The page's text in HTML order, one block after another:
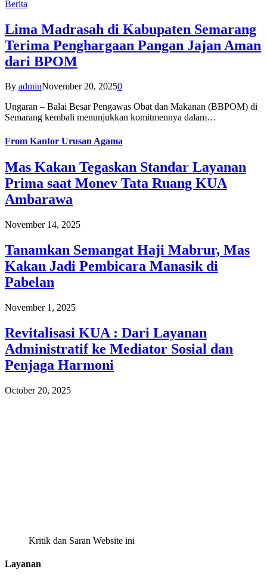
Berita
Lima Madrasah di Kabupaten Semarang
Terima Penghargaan Pangan Jajan Aman
dari BPOM
By adminNovember 20, 20250
Ungaran – Balai Besar Pengawas Obat dan Makanan (BBPOM) di
Semarang kembali menunjukkan komitmennya dalam…
From Kantor Urusan Agama
Mas Kakan Tegaskan Standar Layanan
Prima saat Monev Tata Ruang KUA
Ambarawa
November 14, 2025
Tanamkan Semangat Haji Mabrur, Mas
Kakan Jadi Pembicara Manasik di
Pabelan
November 1, 2025
Revitalisasi KUA : Dari Layanan
Administratif ke Mediator Sosial dan
Penjaga Harmoni
October 20, 2025
Kritik dan Saran Website ini
Layanan